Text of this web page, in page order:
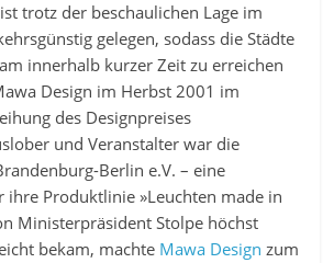
trotz der beschaulichen Lage im
gelegen, sodass die Städte
innerhalb kurzer Zeit zu erreichen
Design im Herbst 2001 im
des Designpreises
und Veranstalter war die
Berlin e.V. – eine
ihre Produktlinie »Leuchten made in
Ministerpräsident Stolpe höchst
bekam, machte Mawa Design zum